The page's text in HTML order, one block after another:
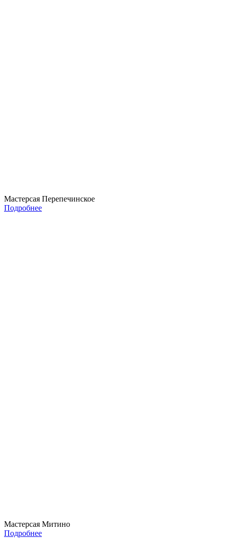
Мастерсая Перепечинское
Подробнее
Мастерсая Митино
Подробнее